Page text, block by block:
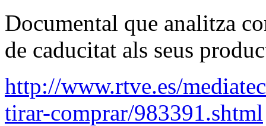
Documental que analitza
de caducitat als seus
http://www.rtve.es/
tirar-comprar/983391.shtml